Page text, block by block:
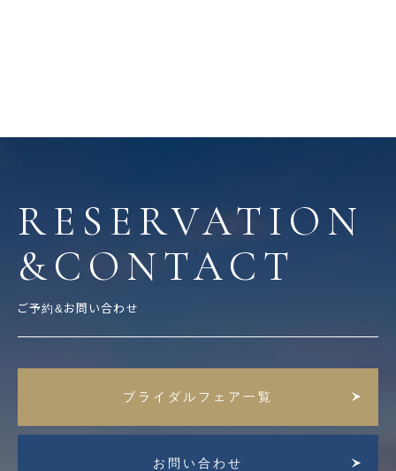
RESERVATION
&CONTACT
ご予約&お問い合わせ
ブライダルフェア一覧
お問い合わせ